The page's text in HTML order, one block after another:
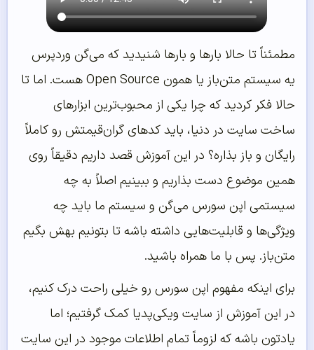
مطمئناً تا حالا بارها و بارها شنیدید که می‌گن وردپرس
یه سیستم متن‌باز یا همون Open Source هست. اما تا
حالا فکر کردید که چرا یکی از محبوب‌ترین ابزارهای
ساخت سایت در دنیا، باید کدهای گران‌قیمتش رو کاملاً
رایگان و باز بذاره؟ در این آموزش قصد داریم دقیقاً روی
همین موضوع دست بذاریم و ببینیم اصلاً به چه
سیستمی اپن سورس می‌گن و سیستم ما باید چه
ویژگی‌ها و قابلیت‌هایی داشته باشه تا بتونیم بهش بگیم
متن‌باز. پس با ما همراه باشید.
برای اینکه مفهوم اپن سورس رو خیلی راحت درک کنیم،
در این آموزش از سایت ویکی‌پدیا کمک گرفتیم؛ اما
یادتون باشه که لزوماً تمام اطلاعات موجود در این سایت